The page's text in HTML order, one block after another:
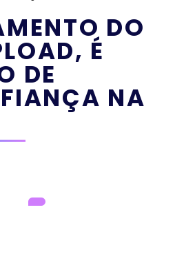
DO
É
DE
NA